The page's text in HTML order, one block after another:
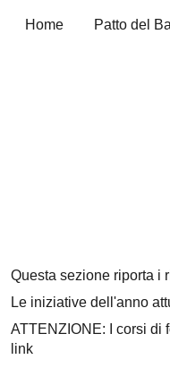
Skip
Home Patto del
Questa sezione riporta i
Le iniziative dell'anno
ATTENZIONE: I corsi di
link